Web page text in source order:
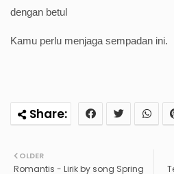
dengan betul
Kamu perlu menjaga sempadan ini.
OLDER
Romantis - Lirik by song Spring